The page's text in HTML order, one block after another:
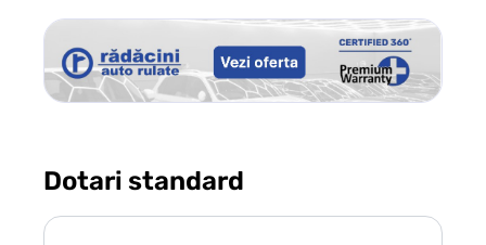
Dotari standard